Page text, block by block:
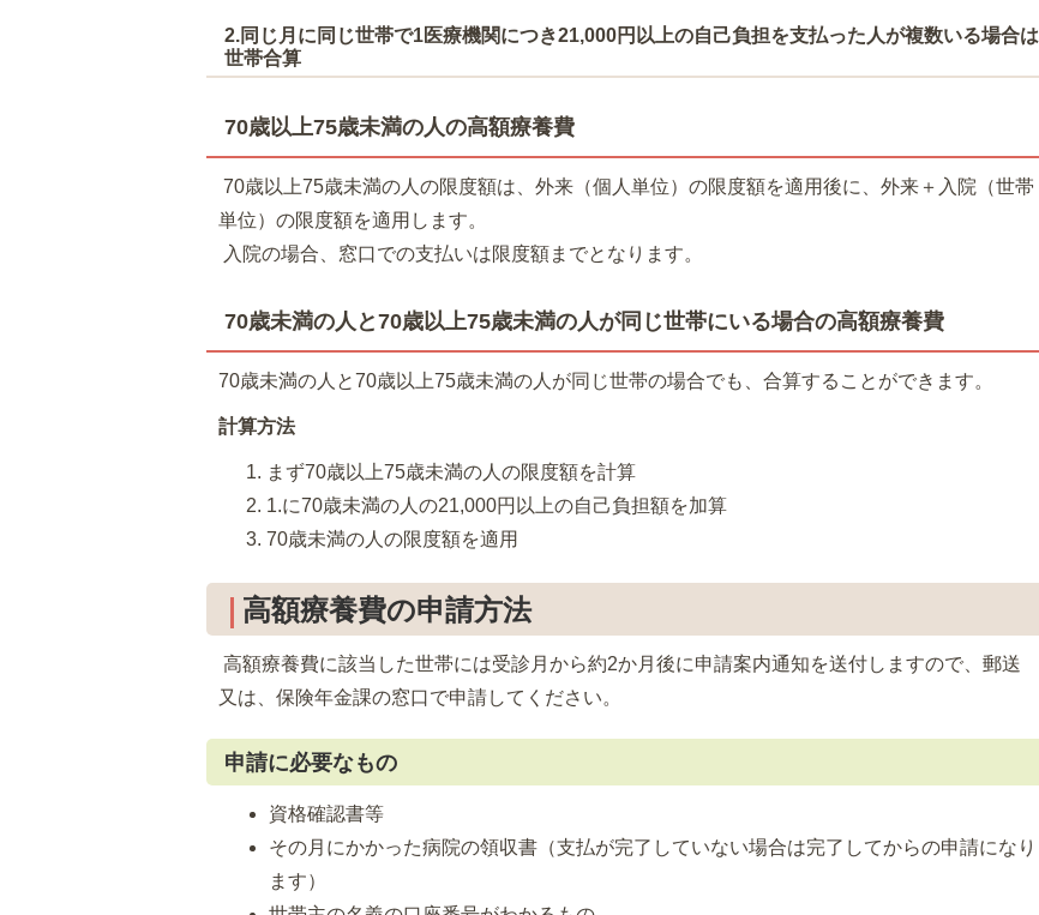
2.同じ月に同じ世帯で1医療機関につき21,000円以上の自己負担を支払った人が複数いる場合は
世帯合算
70歳以上75歳未満の人の高額療養費
70歳以上75歳未満の人の限度額は、外来（個人単位）の限度額を適用後に、外来＋入院（世帯
単位）の限度額を適用します。
入院の場合、窓口での支払いは限度額までとなります。
70歳未満の人と70歳以上75歳未満の人が同じ世帯にいる場合の高額療養費
70歳未満の人と70歳以上75歳未満の人が同じ世帯の場合でも、合算することができます。
計算方法
まず70歳以上75歳未満の人の限度額を計算
1.に70歳未満の人の21,000円以上の自己負担額を加算
70歳未満の人の限度額を適用
高額療養費の申請方法
高額療養費に該当した世帯には受診月から約2か月後に申請案内通知を送付しますので、郵送
又は、保険年金課の窓口で申請してください。
申請に必要なもの
資格確認書等
その月にかかった病院の領収書（支払が完了していない場合は完了してからの申請になり
ます）